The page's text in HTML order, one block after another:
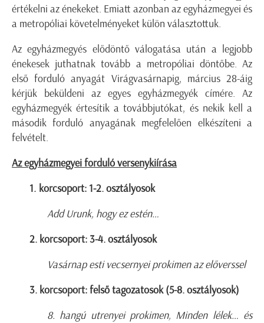
értékelni az énekeket. Emiatt azonban az egyházmegyei és
a metropóliai követelményeket külön választottuk.
Az egyházmegyés elődöntő válogatása után a legjobb
énekesek juthatnak tovább a metropóliai döntőbe. Az
első forduló anyagát Virágvasárnapig, március 28-áig
kérjük beküldeni az egyes egyházmegyék címére. Az
egyházmegyék értesítik a továbbjutókat, és nekik kell a
második forduló anyagának megfelelően elkészíteni a
felvételt.
Az egyházmegyei forduló versenykiírása
1. korcsoport: 1-2. osztályosok
Add Urunk, hogy ez estén…
2. korcsoport: 3-4. osztályosok
Vasárnap esti vecsernyei prokimen az előverssel
3. korcsoport: felső tagozatosok (5-8. osztályosok)
8. hangú utrenyei prokimen, Minden lélek… és